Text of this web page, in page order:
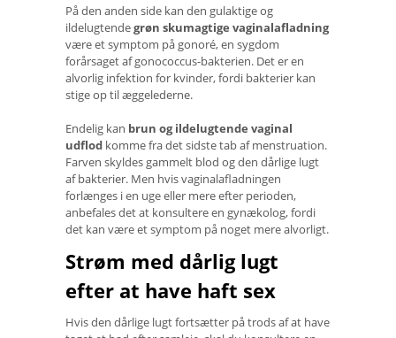
På den anden side kan den gulaktige og
ildelugtendegrøn skumagtige vaginalafladning
være et symptom på gonoré, en sygdom
forårsaget af gonococcus-bakterien. Det er en
alvorlig infektion for kvinder, fordi bakterier kan
stige op til æggelederne.
Endelig kan brun og ildelugtende vaginal
udflod komme fra det sidste tab af menstruation.
Farven skyldes gammelt blod og den dårlige lugt
af bakterier. Men hvis vaginalafladningen
forlænges i en uge eller mere efter perioden,
anbefales det at konsultere en gynækolog, fordi
det kan være et symptom på noget mere alvorligt.
Strøm med dårlig lugt
efter at have haft sex
Hvis den dårlige lugt fortsætter på trods af at have